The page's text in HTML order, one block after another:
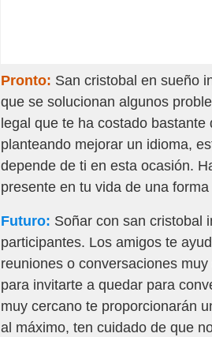
Pronto: San cristobal en sueño
que se solucionan algunos
legal que te ha costado
planteando mejorar un idioma,
depende de ti en esta ocasión.
presente en tu vida de una forma
Futuro: Soñar con san cristobal
participantes. Los amigos te
reuniones o conversaciones
para invitarte a quedar para
muy cercano te proporcionarán
al máximo, ten cuidado de que